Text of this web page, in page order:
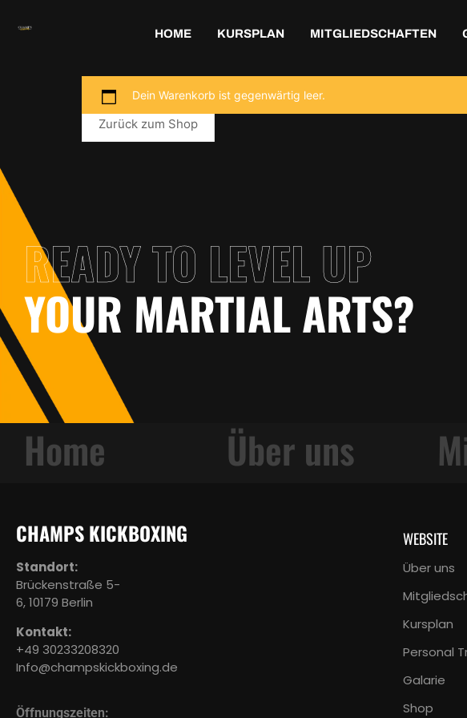
HOME KURSPLAN MITGLIEDSCHAFTEN
Dein Warenkorb ist gegenwärtig leer.
Zurück zum Shop
READY TO LEVEL UP
YOUR MARTIAL ARTS?
Home Über uns
CHAMPS KICKBOXING
Standort:
Brückenstraße 5-
6, 10179 Berlin
Kontakt:
+49 30233208320
Info@champskickboxing.de
Öffnungszeiten:
WEBSITE
Über uns
Kursplan
Personal
Galarie
Shop